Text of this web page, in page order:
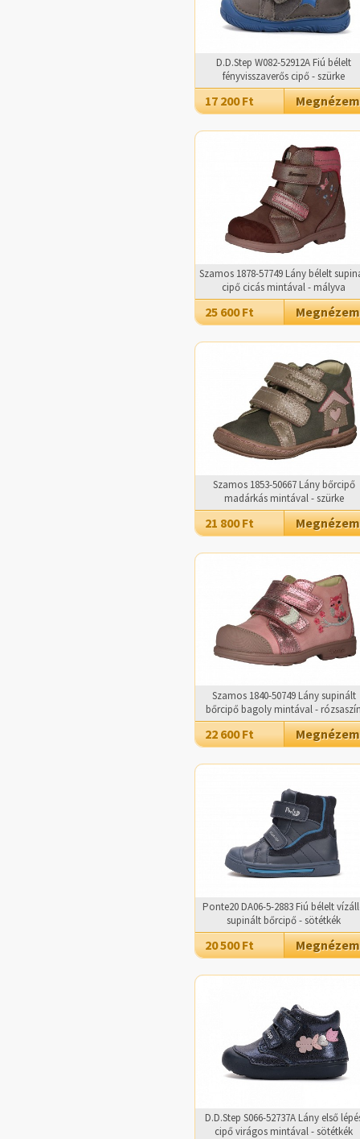
D.D.Step W082-52912A Fiú bélelt
fényvisszaverős cipő - szürke
17 200 Ft Megnézem
Szamos 1878-57749 Lány bélelt
cipő cicás mintával - mályva
25 600 Ft Megnézem
Szamos 1853-50667 Lány bőrcipő
madárkás mintával - szürke
21 800 Ft Megnézem
Szamos 1840-50749 Lány supinált
bőrcipő bagoly mintával -
22 600 Ft Megnézem
Ponte20 DA06-5-2883 Fiú bélelt
supinált bőrcipő - sötétkék
20 500 Ft Megnézem
D.D.Step S066-52737A Lány első
cipő virágos mintával - sötétkék